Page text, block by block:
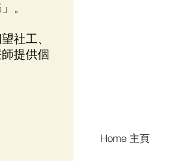
Home 主頁
。
社工、
提供個